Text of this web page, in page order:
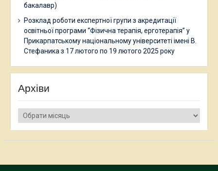
бакалавр)
Розклад роботи експертної групи з акредитації
освітньої програми “Фізична терапія, ерготерапія” у
Прикарпатському національному університеті імені В.
Стефаника з 17 лютого по 19 лютого 2025 року
Архіви
Архіви